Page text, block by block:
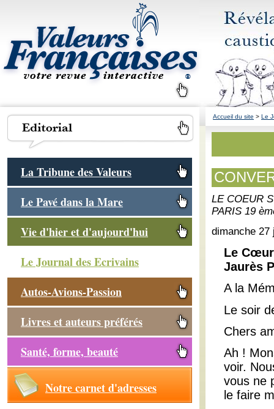
La Tribune des Valeurs
Le Pavé dans la Mare
Vie d'hier et d'aujourd'hui
Le Journal des Ecrivains
Autos-Avions-Passion
Livres et auteurs préférés
Santé, forme, beauté
Notre carnet d'adresses
Accueil du site > Le
LE COEUR
PARIS 19
dimanche 27
Le
Jaurès
A la
Le soir
Chers
Ah !
voir.
vous ne
le faire